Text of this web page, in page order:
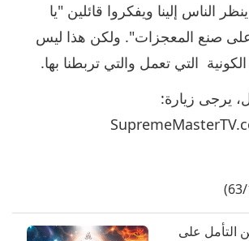
الناس إلينا ويفكروا قائلين "يا
على صنع المعجزات". ولكن هذا ليس
التي تعمل والتي تربطنا بها.
يرجى زيارة:
التأمل على